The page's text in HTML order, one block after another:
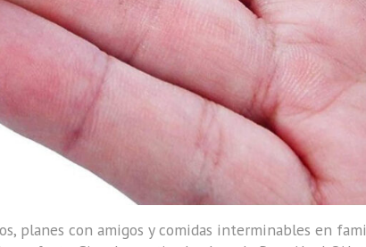
planes con amigos y comidas interminables en